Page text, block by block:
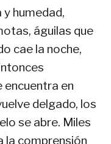
y humedad,
águilas que
cae la noche,
encuentra en
delgado, los
se abre. Miles
la comprensión